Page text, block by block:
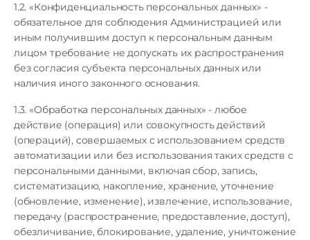
1.2. «Конфиденциальность персональных данных» -
обязательное для соблюдения Администрацией или
иным получившим доступ к персональным данным
лицом требование не допускать их распространения
без согласия субъекта персональных данных или
наличия иного законного основания.
1.3. «Обработка персональных данных» - любое
действие (операция) или совокупность действий
(операций), совершаемых с использованием средств
автоматизации или без использования таких средств с
персональными данными, включая сбор, запись,
систематизацию, накопление, хранение, уточнение
(обновление, изменение), извлечение, использование,
передачу (распространение, предоставление, доступ),
обезличивание, блокирование, удаление, уничтожение